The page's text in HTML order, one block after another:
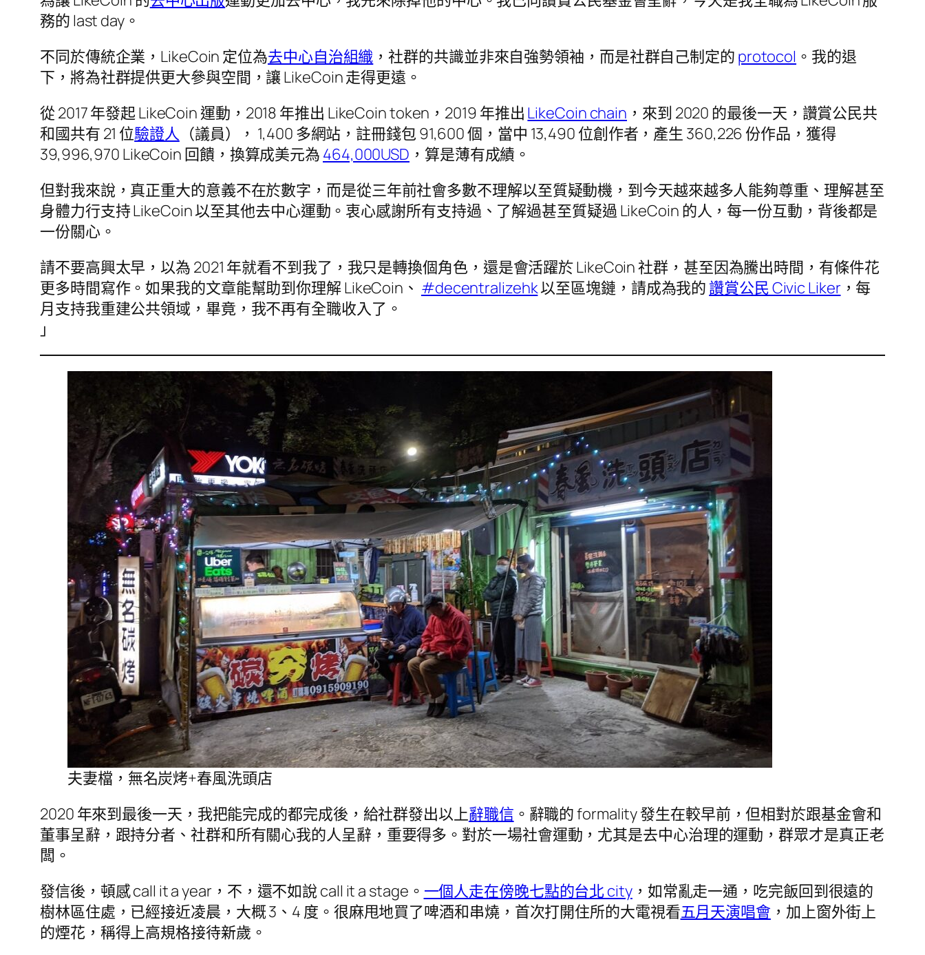
務的 last day。
不同於傳統企業，LikeCoin 定位為去中心自治組織 ，社群的共識並非來自強勢領袖，而是社群自己制定的 protocol 。我的退
下，將為社群提供更大參與空間，讓 LikeCoin 走得更遠。
從 2017 年發起 LikeCoin 運動，2018 年推出 LikeCoin token，2019 年推出 LikeCoin chain ，來到 2020 的最後一天，讚賞公民共
和國共有 21 位驗證人 （議員）， 1,400 多網站，註冊錢包 91,600 個，當中 13,490 位創作者，產生 360,226 份作品，獲得
39,996,970 LikeCoin 回饋，換算成美元為 464,000USD ，算是薄有成績。
但對我來說，真正重大的意義不在於數字，而是從三年前社會多數不理解以至質疑動機，到今天越來越多人能夠尊重、理解甚至
身體力行支持 LikeCoin 以至其他去中心運動。衷心感謝所有支持過、了解過甚至質疑過 LikeCoin 的人，每一份互動，背後都是
一份關心。
請不要高興太早，以為 2021 年就看不到我了，我只是轉換個角色，還是會活躍於 LikeCoin 社群，甚至因為騰出時間，有條件花
更多時間寫作。如果我的文章能幫助到你理解 LikeCoin、 #decentralizehk以至區塊鏈，請成為我的讚賞公民 Civic Liker，每
月支持我重建公共領域，畢竟，我不再有全職收入了。
」
夫妻檔，無名炭烤+春風洗頭店
2020 年來到最後一天，我把能完成的都完成後，給社群發出以上辭職信 。辭職的 formality 發生在較早前，但相對於跟基金會和
董事呈辭，跟持分者、社群和所有關心我的人呈辭，重要得多。對於一場社會運動，尤其是去中心治理的運動，群眾才是真正老
闆。
發信後，頓感 call it a year，不，還不如說 call it a stage。 一個人走在傍晚七點的台北 city，如常亂走一通，吃完飯回到很遠的
樹林區住處，已經接近凌晨，大概 3、4 度。很麻甩地買了啤酒和串燒，首次打開住所的大電視看五月天演唱會 ，加上窗外街上
的煙花，稱得上高規格接待新歲。